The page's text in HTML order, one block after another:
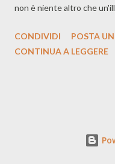
non è niente altro che
fine. Ogni cosa è
sempre di più. Dietro le
dalla Netflix in giro per il
CONDIVIDI
POSTA
CONTINUA A LEGGERE